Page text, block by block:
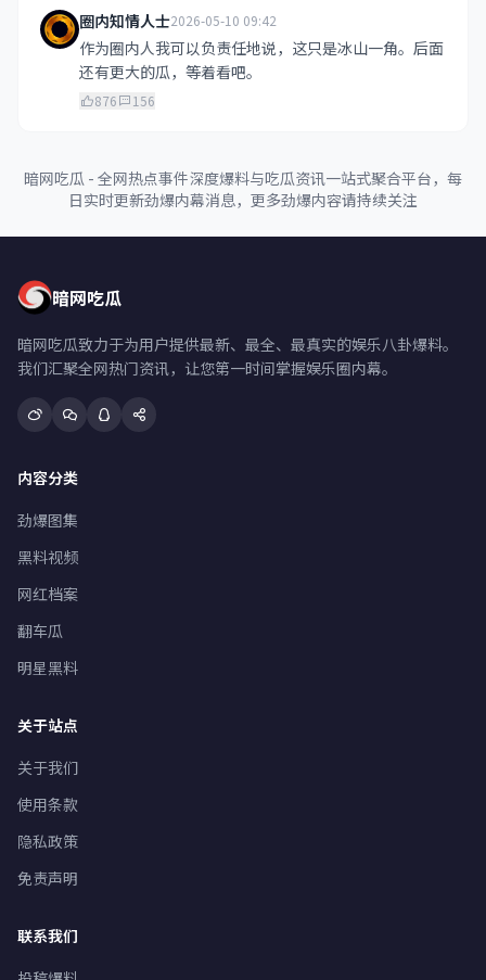
圈内知情人士2026-05-10 09:42
作为圈内人我可以负责任地说，这只是冰山一角。后面
还有更大的瓜，等着看吧。
876 156
暗网吃瓜 - 全网热点事件深度爆料与吃瓜资讯一站式聚合平台，每
日实时更新劲爆内幕消息，更多劲爆内容请持续关注
暗网吃瓜
暗网吃瓜致力于为用户提供最新、最全、最真实的娱乐八卦爆料。
我们汇聚全网热门资讯，让您第一时间掌握娱乐圈内幕。
内容分类
劲爆图集
黑料视频
网红档案
翻车瓜
明星黑料
关于站点
关于我们
使用条款
隐私政策
免责声明
联系我们